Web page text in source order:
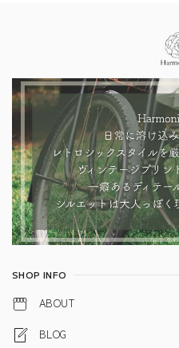
SHOP INFO
ABOUT
BLOG